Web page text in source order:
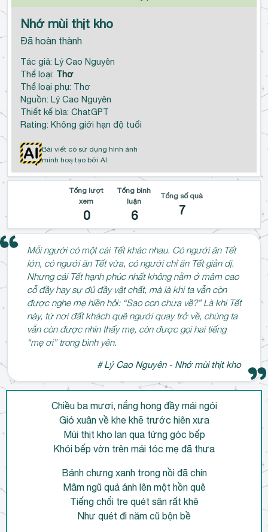
Nhớ mùi thịt kho
Đã hoàn thành
Tác giả: Lý Cao Nguyên
Thể loại: Thơ
Thể loại phụ: Thơ
Nguồn: Lý Cao Nguyên
Thiết kế bìa: ChatGPT
Rating: Không giới hạn độ tuổi
Bài viết có sử dụng hình ảnh
minh hoạ tạo bởi AI.
Tổng lượt
xem
0
Tổng bình
luận
6
Tổng số quà
7
Mỗi người có một cái Tết khác nhau. Có người ăn Tết
lớn, có người ăn Tết vừa, có người chỉ ăn Tết giản dị.
Nhưng cái Tết hạnh phúc nhất không nằm ở mâm cao
cỗ đầy hay sự đủ đầy vật chất, mà là khi ta vẫn còn
được nghe mẹ hiền hỏi: “Sao con chưa về?” Là khi Tết
này, từ nơi đất khách quê người quay trở về, chúng ta
vẫn còn được nhìn thấy mẹ, còn được gọi hai tiếng
“mẹ ơi” trong bình yên.
# Lý Cao Nguyên - Nhớ mùi thịt kho
Chiều ba mươi, nắng hong đầy mái ngói
Gió xuân về khe khẽ trước hiên xưa
Mùi thịt kho lan qua từng góc bếp
Khói bếp vờn trên mái tóc mẹ đã thưa
Bánh chưng xanh trong nồi đã chín
Mâm ngũ quả ánh lên một hồn quê
Tiếng chổi tre quét sân rất khẽ
Như quét đi năm cũ bộn bề